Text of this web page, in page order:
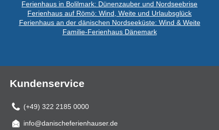
Ferienhaus in Bolilmark: Dünenzauber und Nordseebrise
Ferienhaus auf Römö: Wind, Weite und Urlaubsglück
Ferienhaus an der dänischen Nordseeküste: Wind & Weite
Familie-Ferienhaus Dänemark
Kundenservice
(+49) 322 2185 0000
info@danischeferienhauser.de